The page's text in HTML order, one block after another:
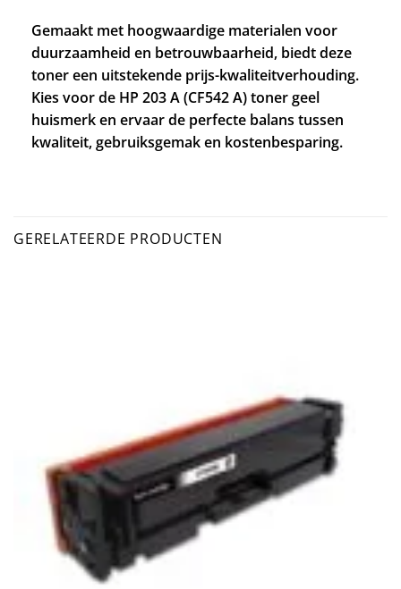
Gemaakt met hoogwaardige materialen voor
duurzaamheid en betrouwbaarheid, biedt deze
toner een uitstekende prijs-kwaliteitverhouding.
Kies voor de HP 203 A (CF542 A) toner geel
huismerk en ervaar de perfecte balans tussen
kwaliteit, gebruiksgemak en kostenbesparing.
GERELATEERDE PRODUCTEN